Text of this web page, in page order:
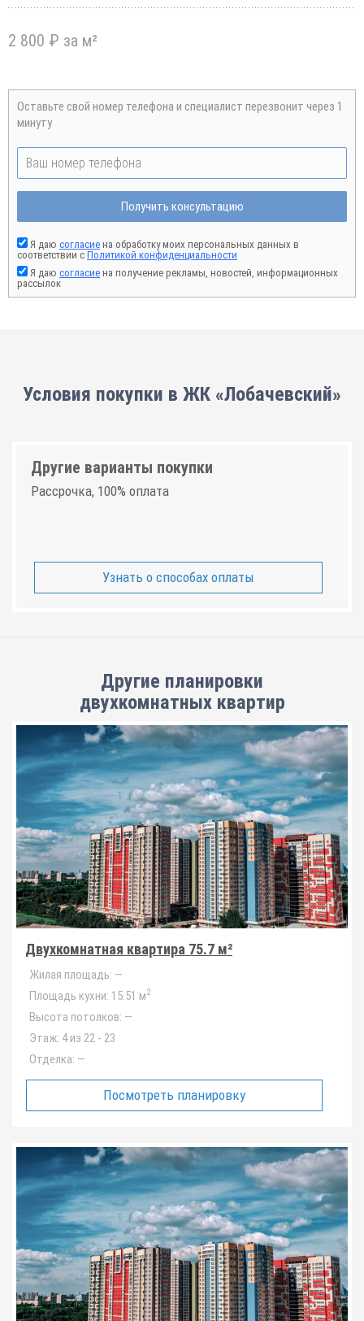
2 800 ₽ за м²
Оставьте свой номер телефона и специалист перезвонит через 1
минуту
Получить консультацию
Я даю согласие на обработку моих персональных данных в
соответствии с Политикой конфиденциальности
Я даю согласие на получение рекламы, новостей, информационных
рассылок
Условия покупки в ЖК «Лобачевский»
Другие варианты покупки
Рассрочка, 100% оплата
Узнать о способах оплаты
Другие планировки
двухкомнатных квартир
Двухкомнатная квартира 75.7 м²
Жилая площадь: —
Площадь кухни: 15.51 м2
Высота потолков: —
Этаж: 4 из 22 - 23
Отделка: —
Посмотреть планировку